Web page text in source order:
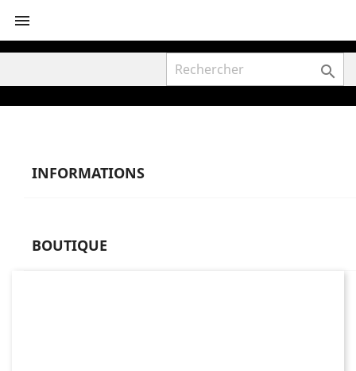


INFORMATIONS
BOUTIQUE